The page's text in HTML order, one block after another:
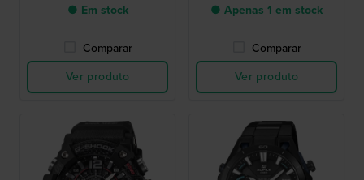
● Em stock
Comparar
Ver produto
● Apenas 1 em stock
Comparar
Ver produto